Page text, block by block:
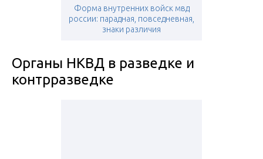
Форма внутренних войск мвд
россии: парадная, повседневная,
знаки различия
Органы НКВД в разведке и
контрразведке